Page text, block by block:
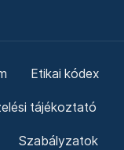
Etikai kódex
tájékoztató
Szabályzatok